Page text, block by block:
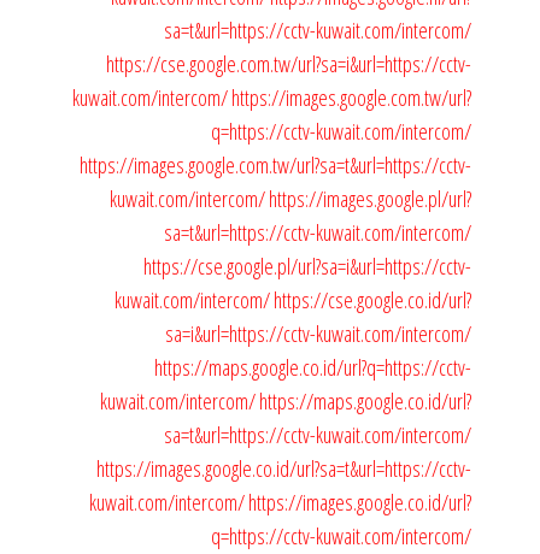
sa=t&url=https://cctv-kuwait.com/intercom/
https://cse.google.com.tw/url?sa=i&url=https://cctv-
kuwait.com/intercom/https://images.google.com.tw/url?
q=https://cctv-kuwait.com/intercom/
https://images.google.com.tw/url?sa=t&url=https://cctv-
kuwait.com/intercom/https://images.google.pl/url?
sa=t&url=https://cctv-kuwait.com/intercom/
https://cse.google.pl/url?sa=i&url=https://cctv-
kuwait.com/intercom/https://cse.google.co.id/url?
sa=i&url=https://cctv-kuwait.com/intercom/
https://maps.google.co.id/url?q=https://cctv-
kuwait.com/intercom/https://maps.google.co.id/url?
sa=t&url=https://cctv-kuwait.com/intercom/
https://images.google.co.id/url?sa=t&url=https://cctv-
kuwait.com/intercom/https://images.google.co.id/url?
q=https://cctv-kuwait.com/intercom/